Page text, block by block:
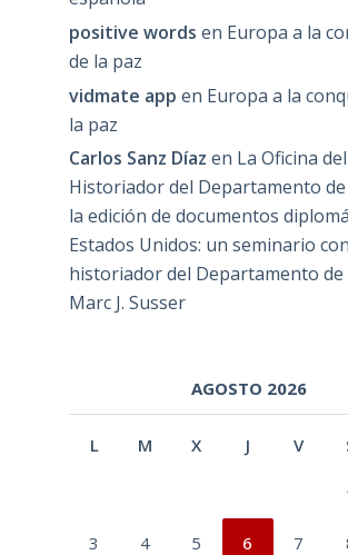
positive words en Europa a la
de la paz
vidmate app en Europa a la
la paz
Carlos Sanz Díaz en La Oficina del
Historiador del Departamento de
la edición de documentos
Estados Unidos: un seminario
historiador del Departamento de
Marc J. Susser
AGOSTO 2026
L M X J V
3 4 5 6 7